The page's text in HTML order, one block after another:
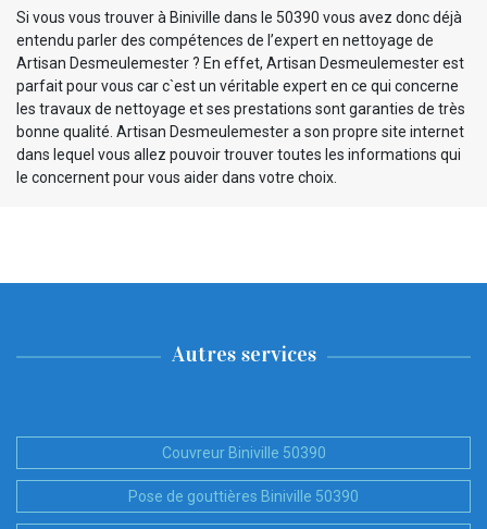
Si vous vous trouver à Biniville dans le 50390 vous avez donc déjà
entendu parler des compétences de l’expert en nettoyage de
Artisan Desmeulemester ? En effet, Artisan Desmeulemester est
parfait pour vous car c`est un véritable expert en ce qui concerne
les travaux de nettoyage et ses prestations sont garanties de très
bonne qualité. Artisan Desmeulemester a son propre site internet
dans lequel vous allez pouvoir trouver toutes les informations qui
le concernent pour vous aider dans votre choix.
Autres services
Couvreur Biniville 50390
Pose de gouttières Biniville 50390